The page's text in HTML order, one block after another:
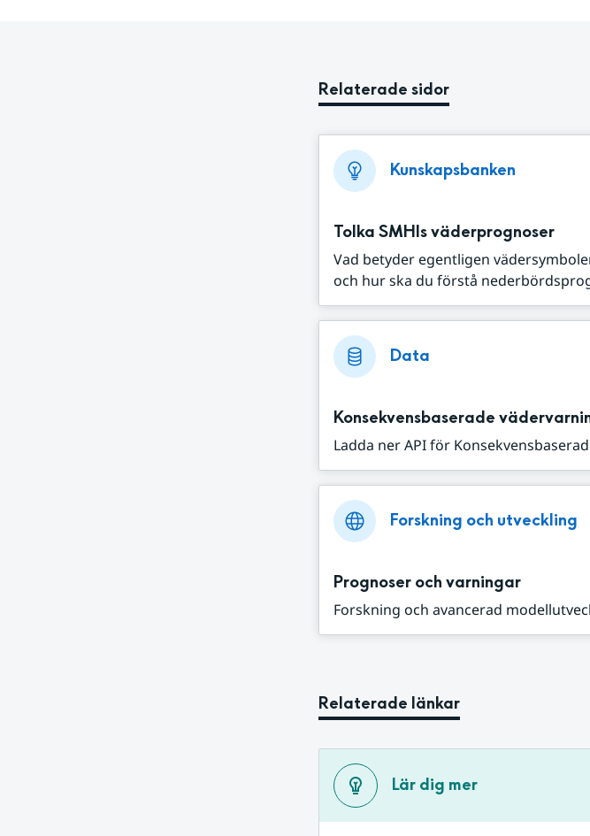
Relaterade sidor
Kunskapsbanken
Tolka SMHIs väderprognoser
Vad betyder egentligen
och hur ska du förstå
Data
Konsekvensbaserade
Ladda ner API för
Forskning och utveckling
Prognoser och varningar
Forskning och avancerad
Relaterade länkar
Lär dig mer